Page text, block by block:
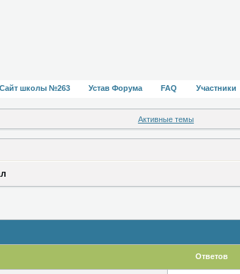
Сайт школы №263 Устав Форума FAQ Участники
Активные темы
Ответов